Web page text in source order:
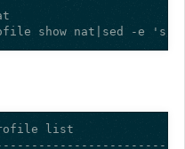
show nat|sed -e